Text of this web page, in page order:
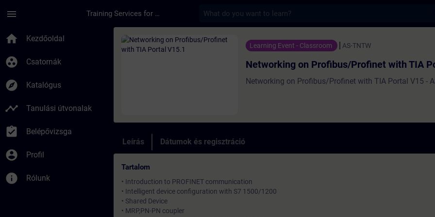
menu Training Services for Digital Industries
home Kezdőoldal
group_work Csatornák
explore Katalógus
timeline Tanulási útvonalak
assignment_turned_in Belépővizsga
account_circle Profil
info Rólunk
Tanfolyam - Networking on Profibus/Profinet with TIA Portal
Learning Event - Classroom AS-TNTW
Networking on Profibus/Profinet with TIA
Networking on Profibus/Profinet with TIA Portal V15 -
Leírás Dátumok és regisztráció
Tartalom
• Introduction to PROFINET communication
• Intelligent device configuration with S7 1500/1200
• Shared Device
• MRP,PN-PN coupler